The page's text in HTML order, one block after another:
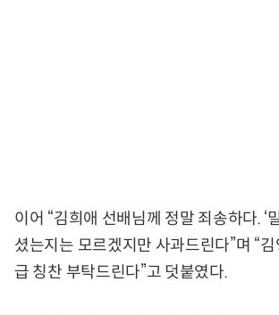
이어 “김희애 선배님께 정말 죄송하다. ‘
셨는지는 모르겠지만 사과드린다”며 “
급 칭찬 부탁드린다”고 덧붙였다.